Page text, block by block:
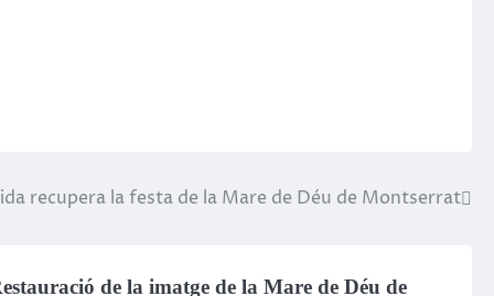
recupera la festa de la Mare de Déu de Montserrat
de la imatge de la Mare de Déu de